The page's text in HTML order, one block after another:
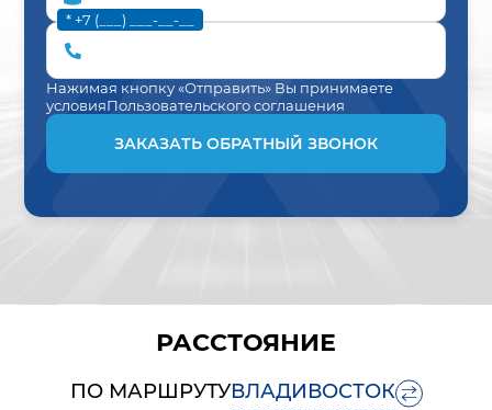
* +7 (___) ___-__-__
Нажимая кнопку «Отправить» Вы принимаете
условияПользовательского соглашения
ЗАКАЗАТЬ ОБРАТНЫЙ ЗВОНОК
РАССТОЯНИЕ
ПО МАРШРУТУВЛАДИВОСТОК